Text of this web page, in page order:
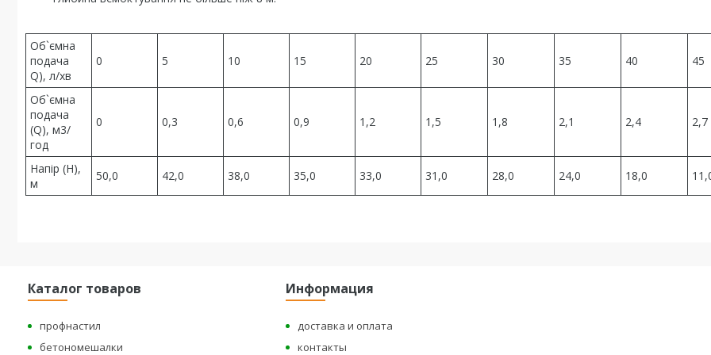
Об`ємна
подача
Q), л/хв
0 5 10 15 20 25 30 35 40 45
Об`ємна
подача
(Q), м3/
год
0 0,3 0,6 0,9 1,2 1,5 1,8 2,1 2,4 2,7
Напір (Н),
м
50,0 42,0 38,0 35,0 33,0 31,0 28,0 24,0 18,0
Каталог товаров
профнастил
бетономешалки
Информация
доставка и оплата
контакты